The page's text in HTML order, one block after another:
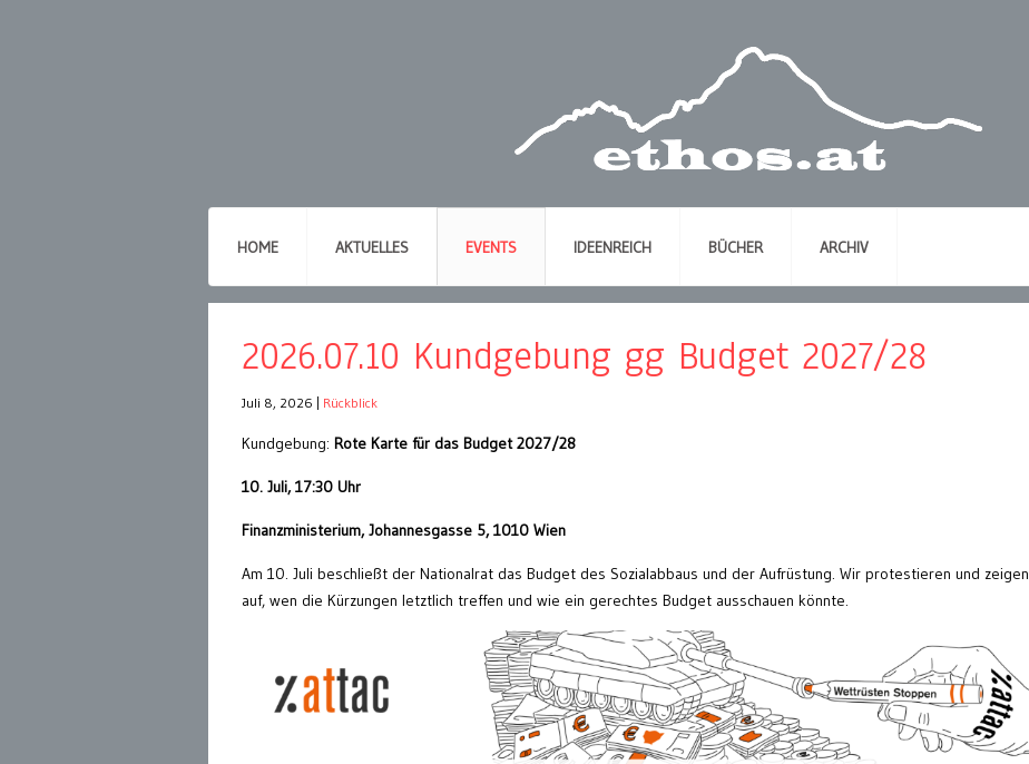
HOME AKTUELLES EVENTS IDEENREICH BÜCHER ARCHIV
2026.07.10 Kundgebung gg Budget 2027/28
Juli 8, 2026 Rückblick
Kundgebung: Rote Karte für das Budget 2027/28
10. Juli, 17:30 Uhr
Finanzministerium, Johannesgasse 5, 1010 Wien
Am 10. Juli beschließt der Nationalrat das Budget des Sozialabbaus und der Aufrüstung. Wir protestieren und zeigen
auf, wen die Kürzungen letztlich treffen und wie ein gerechtes Budget ausschauen könnte.